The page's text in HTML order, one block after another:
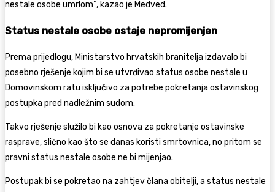
nestale osobe umrlom“, kazao je Medved.
Status nestale osobe ostaje nepromijenjen
Prema prijedlogu, Ministarstvo hrvatskih branitelja izdavalo bi
posebno rješenje kojim bi se utvrđivao status osobe nestale u
Domovinskom ratu isključivo za potrebe pokretanja ostavinskog
postupka pred nadležnim sudom.
Takvo rješenje služilo bi kao osnova za pokretanje ostavinske
rasprave, slično kao što se danas koristi smrtovnica, no pritom se
pravni status nestale osobe ne bi mijenjao.
Postupak bi se pokretao na zahtjev člana obitelji, a status nestale